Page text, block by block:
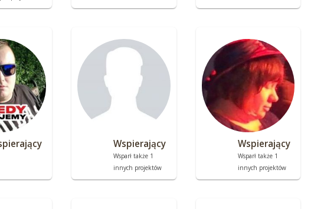
Wspierający
Wsparł także 1
innych projektów
Wspierający
Wsparł także 1
innych projektów